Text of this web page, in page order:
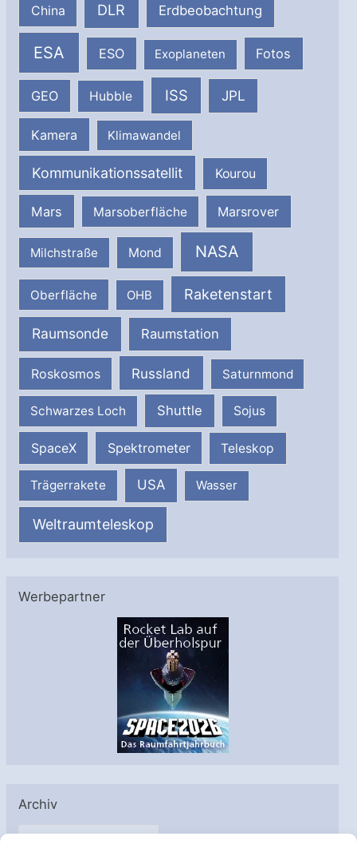
China DLR Erdbeobachtung
ESA ESO Exoplaneten Fotos
GEO Hubble ISS JPL
Kamera Klimawandel
Kommunikationssatellit Kourou
Mars Marsoberfläche Marsrover
Milchstraße Mond NASA
Oberfläche OHB Raketenstart
Raumsonde Raumstation
Roskosmos Russland Saturnmond
Schwarzes Loch Shuttle Sojus
SpaceX Spektrometer Teleskop
Trägerrakete USA Wasser
Weltraumteleskop
Werbepartner
Archiv
A